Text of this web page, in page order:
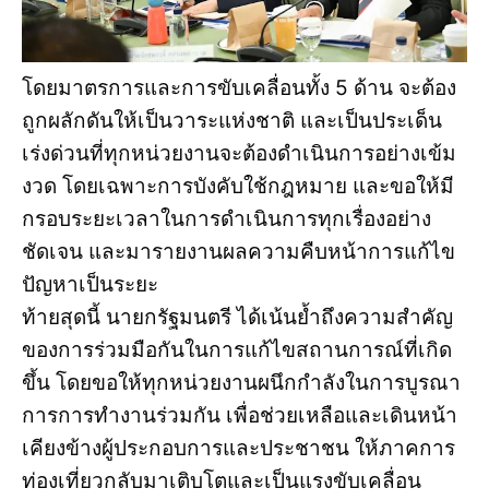
โดยมาตรการและการขับเคลื่อนทั้ง 5 ด้าน จะต้อง
ถูกผลักดันให้เป็นวาระแห่งชาติ และเป็นประเด็น
เร่งด่วนที่ทุกหน่วยงานจะต้องดำเนินการอย่างเข้ม
งวด โดยเฉพาะการบังคับใช้กฎหมาย และขอให้มี
กรอบระยะเวลาในการดำเนินการทุกเรื่องอย่าง
ชัดเจน และมารายงานผลความคืบหน้าการแก้ไข
ปัญหาเป็นระยะ
ท้ายสุดนี้ นายกรัฐมนตรี ได้เน้นย้ำถึงความสำคัญ
ของการร่วมมือกันในการแก้ไขสถานการณ์ที่เกิด
ขึ้น โดยขอให้ทุกหน่วยงานผนึกกำลังในการบูรณา
การการทำงานร่วมกัน เพื่อช่วยเหลือและเดินหน้า
เคียงข้างผู้ประกอบการและประชาชน ให้ภาคการ
ท่องเที่ยวกลับมาเติบโตและเป็นแรงขับเคลื่อน